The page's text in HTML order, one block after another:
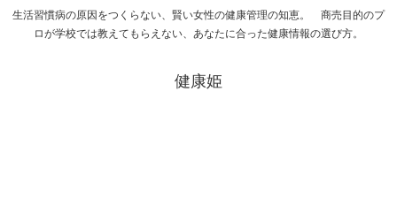
生活習慣病の原因をつくらない、賢い女性の健康管理の知恵。 商売目的のプ
ロが学校では教えてもらえない、あなたに合った健康情報の選び方。
健康姫